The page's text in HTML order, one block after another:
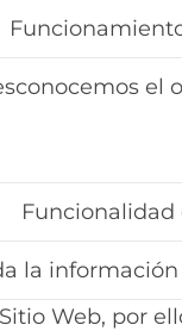
el
la
Web, por